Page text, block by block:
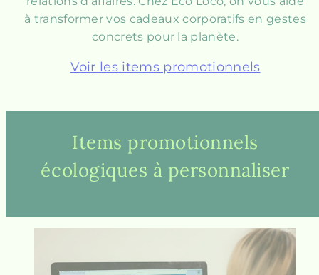
à transformer vos cadeaux corporatifs en gestes
concrets pour la planète.
Voir les items promotionnels
Items promotionnels
écologiques à personnaliser